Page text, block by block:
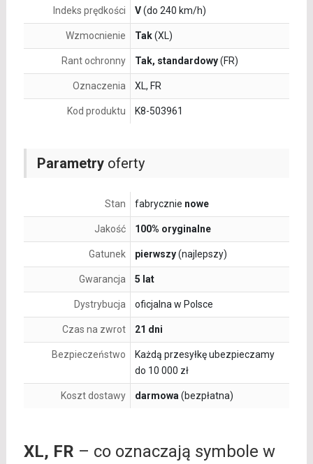
Parametryoferty
Stan fabrycznie nowe
Jakość 100% oryginalne
Gatunek pierwszy(najlepszy)
Gwarancja 5 lat
Dystrybucja oficjalna w Polsce
Czas na zwrot 21 dni
Bezpieczeństwo
Każdą przesyłkę ubezpieczamy
do 10 000 zł
Koszt dostawy darmowa (bezpłatna)
Indeks prędkości V(do 240 km/h)
Wzmocnienie Tak(XL)
Rant ochronny Tak, standardowy(FR)
Oznaczenia XL, FR
Kod produktu K8-503961
XL, FR – co oznaczają symbole w